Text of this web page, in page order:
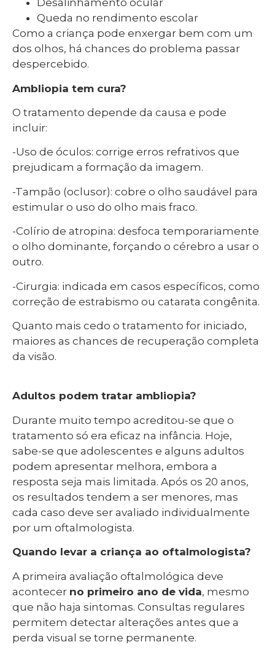
Desalinhamento ocular
Queda no rendimento escolar
Como a criança pode enxergar bem com um
dos olhos, há chances do problema passar
despercebido.
Ambliopia tem cura?
O tratamento depende da causa e pode
incluir:
-Uso de óculos: corrige erros refrativos que
prejudicam a formação da imagem.
-Tampão (oclusor): cobre o olho saudável para
estimular o uso do olho mais fraco.
-Colírio de atropina: desfoca temporariamente
o olho dominante, forçando o cérebro a usar o
outro.
-Cirurgia: indicada em casos específicos, como
correção de estrabismo ou catarata congênita.
Quanto mais cedo o tratamento for iniciado,
maiores as chances de recuperação completa
da visão.
Adultos podem tratar ambliopia?
Durante muito tempo acreditou-se que o
tratamento só era eficaz na infância. Hoje,
sabe-se que adolescentes e alguns adultos
podem apresentar melhora, embora a
resposta seja mais limitada. Após os 20 anos,
os resultados tendem a ser menores, mas
cada caso deve ser avaliado individualmente
por um oftalmologista.
Quando levar a criança ao oftalmologista?
A primeira avaliação oftalmológica deve
acontecer no primeiro ano de vida, mesmo
que não haja sintomas. Consultas regulares
permitem detectar alterações antes que a
perda visual se torne permanente.